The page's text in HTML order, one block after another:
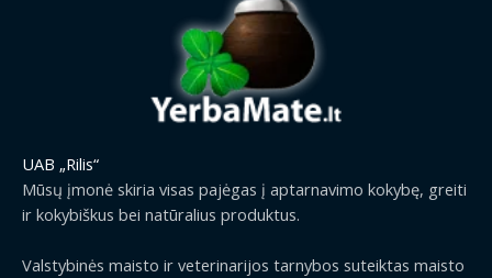
UAB „Rilis“
Mūsų įmonė skiria visas pajėgas į aptarnavimo kokybę, greiti
ir kokybiškus bei natūralius produktus.
Valstybinės maisto ir veterinarijos tarnybos suteiktas maisto